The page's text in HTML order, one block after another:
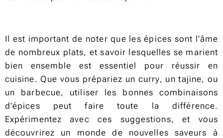
Il est important de noter que les épices sont l'âme
de nombreux plats, et savoir lesquelles se marient
bien ensemble est essentiel pour réussir en
cuisine. Que vous prépariez un curry, un tajine, ou
un barbecue, utiliser les bonnes combinaisons
d'épices peut faire toute la différence.
Expérimentez avec ces suggestions, et vous
découvrirez un monde de nouvelles saveurs à